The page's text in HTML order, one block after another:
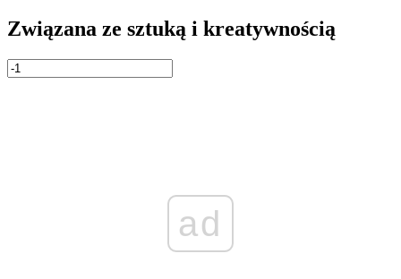
Związana ze sztuką i kreatywnością
ad